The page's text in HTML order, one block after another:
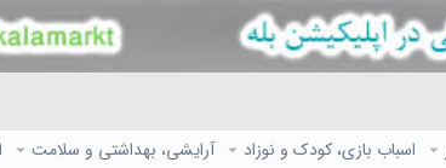
اسباب بازی، کودک و نوزاد آرایشی، بهداشتی و سلامت